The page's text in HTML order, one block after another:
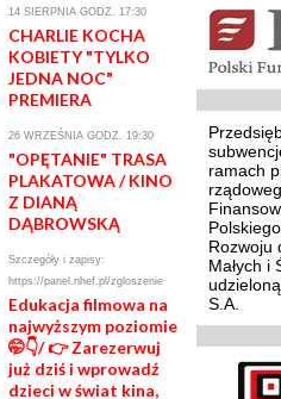
14 SIERPNIA GODZ. 17:30
CHARLIE KOCHA
KOBIETY "TYLKO
JEDNA NOC"
PREMIERA
26 WRZEŚNIA GODZ. 19:30
"OPĘTANIE" TRASA
PLAKATOWA / KINO
Z DIANĄ
DĄBROWSKĄ
Szczegóły i zapisy:
https://panel.nhef.pl/zgloszenie
Edukacja filmowa na
najwyższym poziomie
🤭👇/ 👉 Zarezerwuj
już dziś i wprowadź
dzieci w świat kina,
ramach
Rozwoju
Małych i
S.A.